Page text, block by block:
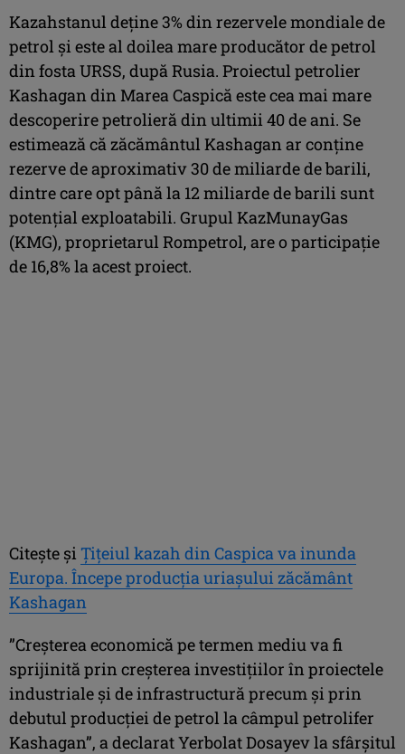
Kazahstanul deţine 3% din rezervele mondiale de
petrol şi este al doilea mare producător de petrol
din fosta URSS, după Rusia. Proiectul petrolier
Kashagan din Marea Caspică este cea mai mare
descoperire petrolieră din ultimii 40 de ani. Se
estimează că zăcământul Kashagan ar conţine
rezerve de aproximativ 30 de miliarde de barili,
dintre care opt până la 12 miliarde de barili sunt
potenţial exploatabili. Grupul KazMunayGas
(KMG), proprietarul Rompetrol, are o participaţie
de 16,8% la acest proiect.
Citeşte şi Ţiţeiul kazah din Caspica va inunda
Europa. Începe producţia uriaşului zăcământ
Kashagan
”Creşterea economică pe termen mediu va fi
sprijinită prin creşterea investiţiilor în proiectele
industriale şi de infrastructură precum şi prin
debutul producţiei de petrol la câmpul petrolifer
Kashagan”, a declarat Yerbolat Dosayev la sfârşitul